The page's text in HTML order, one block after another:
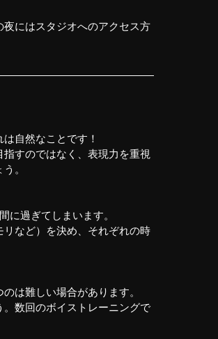
にはスタジオへのアクセス方
自然なことです！
すのではなく、表現力を重視
。
に過ぎてしまいます。
など）を決め、それぞれの時
は難しい場合があります。
。数回のボイストレーニングで